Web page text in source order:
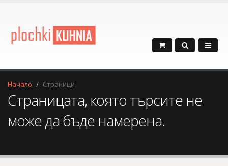
Начало Страници
Страницата, която търсите не
може да бъде намерена.